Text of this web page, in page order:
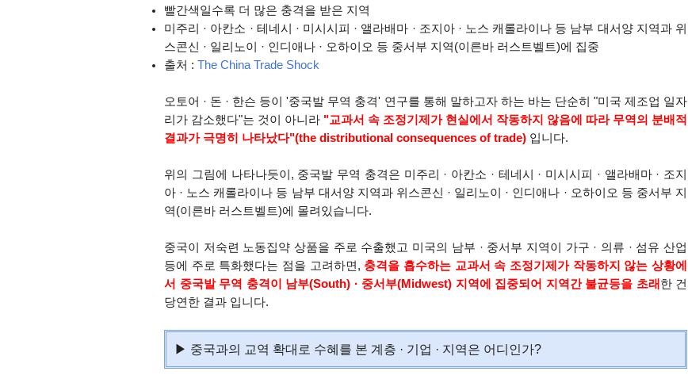
빨간색일수록 더 많은 충격을 받은 지역
미주리 · 아칸소 · 테네시 · 미시시피 · 앨라배마 · 조지아 · 노스 캐롤라이나 등 남부 대서양 지역과 위
스콘신 · 일리노이 · 인디애나 · 오하이오 등 중서부 지역(이른바 러스트벨트)에 집중
출처 : The China Trade Shock
오토어 · 돈 · 한슨 등이 '중국발 무역 충격' 연구를 통해 말하고자 하는 바는 단순히 "미국 제조업 일자
리가 감소했다"는 것이 아니라 "교과서 속 조정기제가 현실에서 작동하지 않음에 따라 무역의 분배적
결과가 극명히 나타났다"(the distributional consequences of trade) 입니다.
위의 그림에 나타나듯이, 중국발 무역 충격은 미주리 · 아칸소 · 테네시 · 미시시피 · 앨라배마 · 조지
아 · 노스 캐롤라이나 등 남부 대서양 지역과 위스콘신 · 일리노이 · 인디애나 · 오하이오 등 중서부 지
역(이른바 러스트벨트)에 몰려있습니다.
중국이 저숙련 노동집약 상품을 주로 수출했고 미국의 남부 · 중서부 지역이 가구 · 의류 · 섬유 산업
등에 주로 특화했다는 점을 고려하면, 충격을 흡수하는 교과서 속 조정기제가 작동하지 않는 상황에
서 중국발 무역 충격이 남부(South) · 중서부(Midwest) 지역에 집중되어 지역간 불균등을 초래 한 건
당연한 결과 입니다.
▶ 중국과의 교역 확대로 수혜를 본 계층 · 기업 · 지역은 어디인가?